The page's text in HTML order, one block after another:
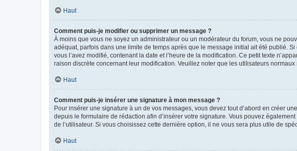
Haut
Comment puis-je modifier ou supprimer un message ?
À moins que vous ne soyez un administrateur ou un modérateur du forum, vous ne
adéquat, parfois dans une limite de temps après que le message initial ait été publié.
vous l’avez modifié, contenant la date et l’heure de la modification. Ce petit texte
raison discrète concernant leur modification. Veuillez noter que les utilisateurs
Haut
Comment puis-je insérer une signature à mon message ?
Pour insérer une signature à un de vos messages, vous devez tout d’abord en créer
depuis le formulaire de rédaction afin d’insérer votre signature. Vous pouvez
de l’utilisateur. Si vous choisissez cette dernière option, il ne vous sera plus utile de
Haut